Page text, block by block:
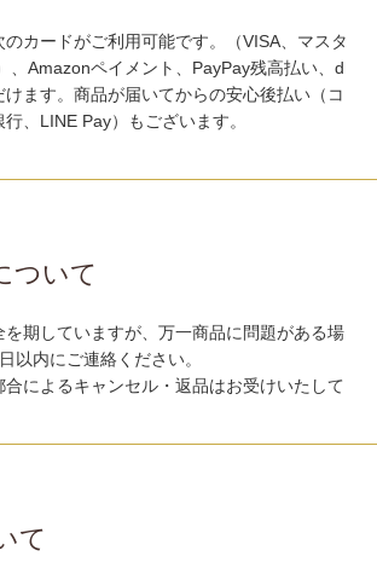
カードがご利用可能です。（VISA、マスタ
、Amazonペイメント、PayPay残高払い、d
ます。商品が届いてからの安心後払い（コ
、LINE Pay）もございます。
ついて
期していますが、万一商品に問題がある場
以内にご連絡ください。
合によるキャンセル・返品はお受けいたして
て